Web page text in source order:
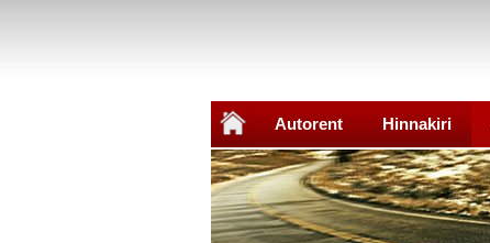
Autorent Hinnakiri